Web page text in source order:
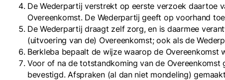
De Wederpartij verstrekt op eerste verzoek daartoe
Overeenkomst. De Wederpartij geeft op voorhand
De Wederpartij draagt zelf zorg, en is daarmee
(uitvoering van de) Overeenkomst; ook als de
Berkleba bepaalt de wijze waarop de
Voor of na de totstandkoming van de
bevestigd. Afspraken (al dan niet mondeling)